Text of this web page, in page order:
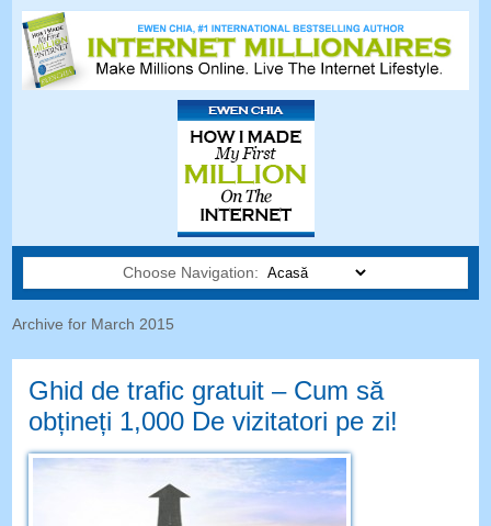
Choose Navigation:
Archive for March 2015
Ghid de trafic gratuit – Cum să
obțineți 1,000 De vizitatori pe zi!